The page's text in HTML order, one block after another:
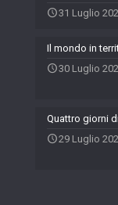
31 Luglio
Il mondo in
30 Luglio
Quattro giorni
29 Luglio